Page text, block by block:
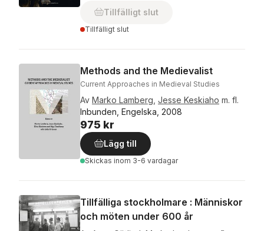
Tillfälligt slut
Tillfälligt slut
Methods and the Medievalist
Current Approaches in Medieval Studies
Av Marko Lamberg Jesse Keskiaho m. fl.
Inbunden, Engelska, 2008
975 kr
Lägg till
Skickas inom 3-6 vardagar
Tillfälliga stockholmare : Människor
och möten under 600 år